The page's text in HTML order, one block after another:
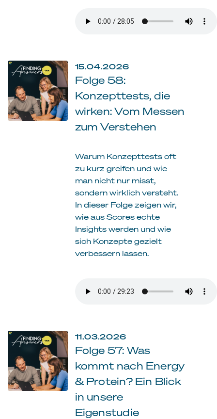
15.04.2026
Folge 58:
Konzepttests, die
wirken: Vom Messen
zum Verstehen
Warum Konzepttests oft
zu kurz greifen und wie
man nicht nur misst,
sondern wirklich versteht.
In dieser Folge zeigen wir,
wie aus Scores echte
Insights werden und wie
sich Konzepte gezielt
verbessern lassen.
11.03.2026
Folge 57: Was
kommt nach Energy
& Protein? Ein Blick
in unsere
Eigenstudie